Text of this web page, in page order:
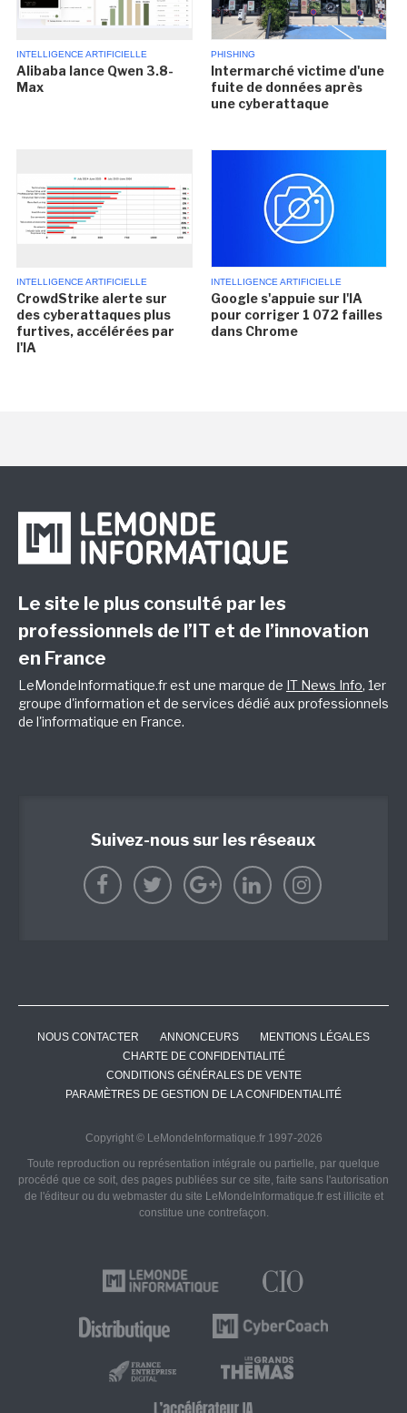
INTELLIGENCE ARTIFICIELLE
Alibaba lance Qwen 3.8-
Max
PHISHING
Intermarché victime d'une
fuite de données après
une cyberattaque
INTELLIGENCE ARTIFICIELLE
CrowdStrike alerte sur
des cyberattaques plus
furtives, accélérées par
l'IA
INTELLIGENCE ARTIFICIELLE
Google s'appuie sur l'IA
pour corriger 1 072 failles
dans Chrome
Le site le plus consulté par les
professionnels de l’IT et de l’innovation
en France
LeMondeInformatique.fr est une marque de IT News Info, 1er
groupe d'information et de services dédié aux professionnels
de l'informatique en France.
Suivez-nous sur les réseaux
NOUS CONTACTER ANNONCEURS
MENTIONS LÉGALES
CHARTE DE CONFIDENTIALITÉ
CONDITIONS GÉNÉRALES DE VENTE
PARAMÈTRES DE GESTION DE LA CONFIDENTIALITÉ
Copyright © LeMondeInformatique.fr 1997-2026
Toute reproduction ou représentation intégrale ou partielle, par quelque
procédé que ce soit, des pages publiées sur ce site, faite sans l'autorisation
de l'éditeur ou du webmaster du site LeMondeInformatique.fr est illicite et
constitue une contrefaçon.